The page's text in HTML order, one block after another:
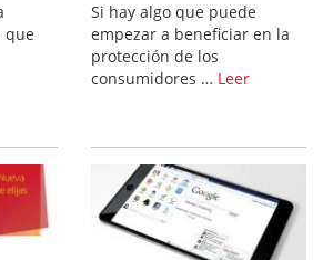
que
Si hay algo que puede
empezar a beneficiar en la
protección de los
consumidores … Leer